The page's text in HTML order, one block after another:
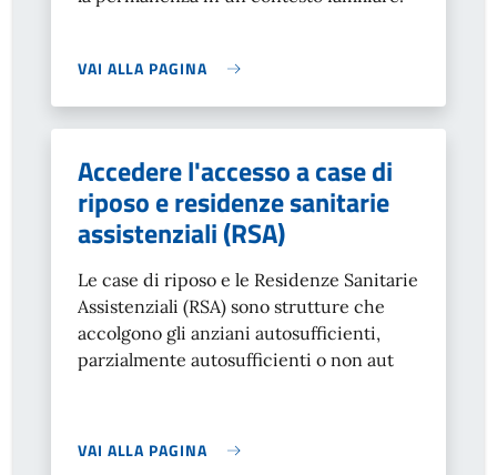
VAI ALLA PAGINA
Accedere l'accesso a case di
riposo e residenze sanitarie
assistenziali (RSA)
Le case di riposo e le Residenze Sanitarie
Assistenziali (RSA) sono strutture che
accolgono gli anziani autosufficienti,
parzialmente autosufficienti o non aut
VAI ALLA PAGINA